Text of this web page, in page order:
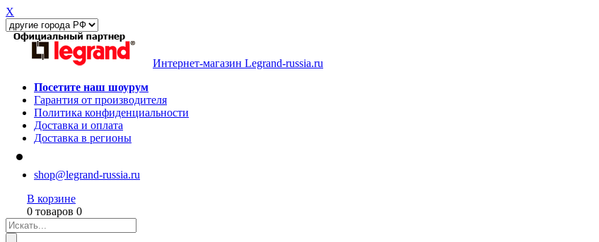
X
Интернет-магазин Legrand-russia.ru
Посетите наш шоурум
Гарантия от производителя
Политика конфиденциальности
Доставка и оплата
Доставка в регионы
shop@legrand-russia.ru
В корзине
0 товаров 0